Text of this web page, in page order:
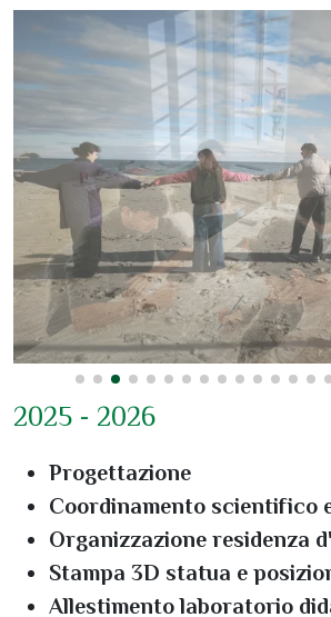
2025 - 2026
Progettazione
Coordinamento scientifico
Organizzazione residenza
Stampa 3D statua e
Allestimento laboratorio